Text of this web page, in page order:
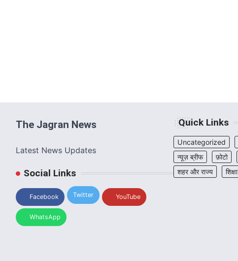
The Jagran News
Latest News Updates
Social Links
Facebook Twitter YouTube
WhatsApp
Quick Links
Uncategorized
न्यूज़ ब्रीफ
फ़ोटो
शहर और राज्य
शिक्षा